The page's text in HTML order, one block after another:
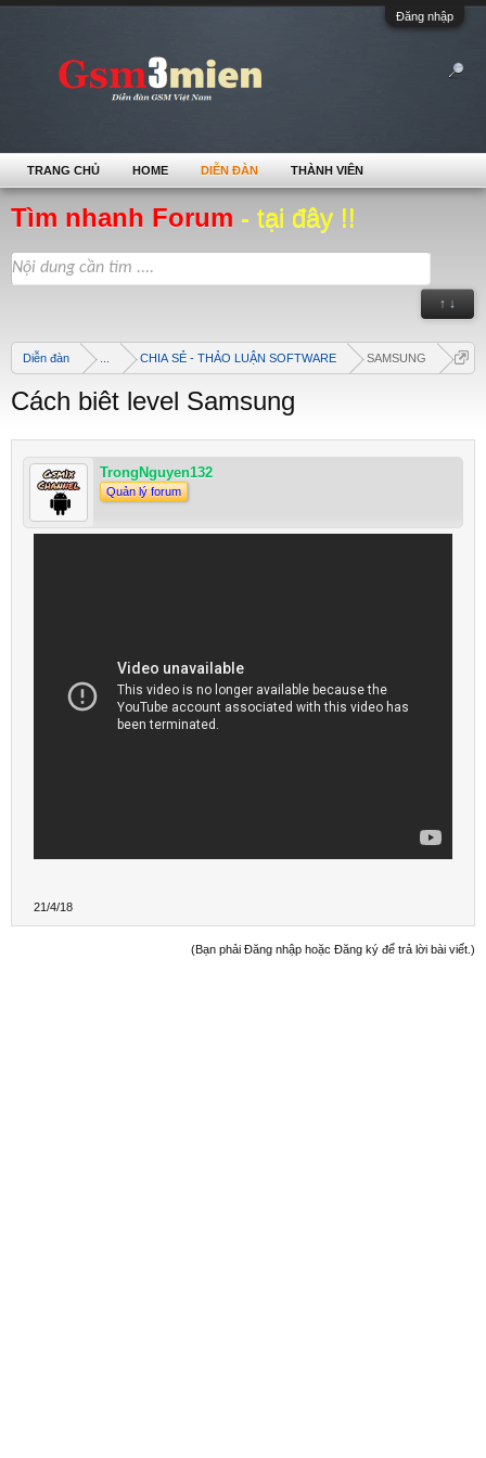
Đăng nhập
Tìm nhanh Forum - tại đây !!
↑ ↓
Diễn đàn CHIA SẺ - THẢO LUẬN SOFTWARE SAMSUNG
Cách biêt level Samsung
TrongNguyen132
Quản lý forum
21/4/18
(Bạn phải Đăng nhập hoặc Đăng ký để trả lời bài viết.)
TRANG CHỦ HOME DIỄN ĐÀN THÀNH VIÊN